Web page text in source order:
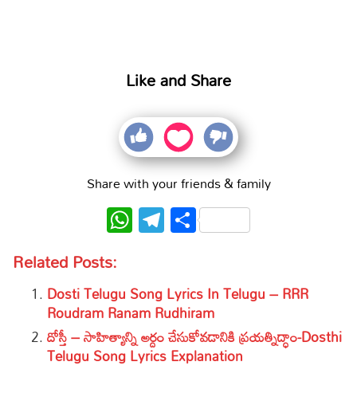
Like and Share
Share with your friends & family
WhatsApp
Telegram
Share
Related Posts:
Dosti Telugu Song Lyrics In Telugu – RRR
Roudram Ranam Rudhiram
దోస్తీ – సాహిత్యాన్ని అర్దం చేసుకోవడానికి ప్రయత్నిద్ధాం-Dosthi
Telugu Song Lyrics Explanation